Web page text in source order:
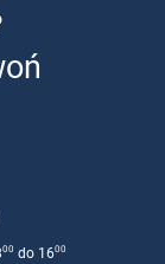
00 do 1600